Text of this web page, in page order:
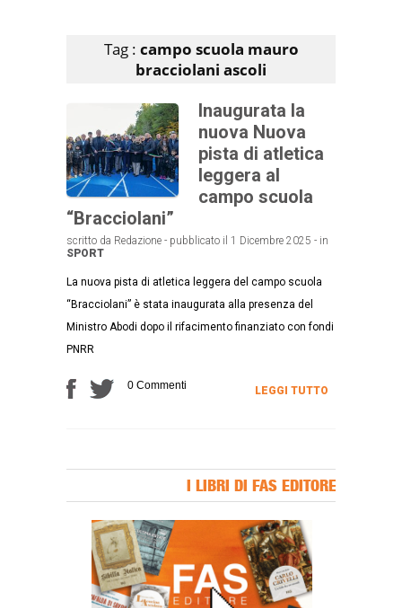
Tag : campo scuola mauro
bracciolani ascoli
Inaugurata la
nuova Nuova
pista di atletica
leggera al
campo scuola
“Bracciolani”
scritto da Redazione - pubblicato il 1 Dicembre 2025 - in
SPORT
La nuova pista di atletica leggera del campo scuola
“Bracciolani” è stata inaugurata alla presenza del
Ministro Abodi dopo il rifacimento finanziato con fondi
PNRR
0 Commenti LEGGI TUTTO
I LIBRI DI FAS EDITORE